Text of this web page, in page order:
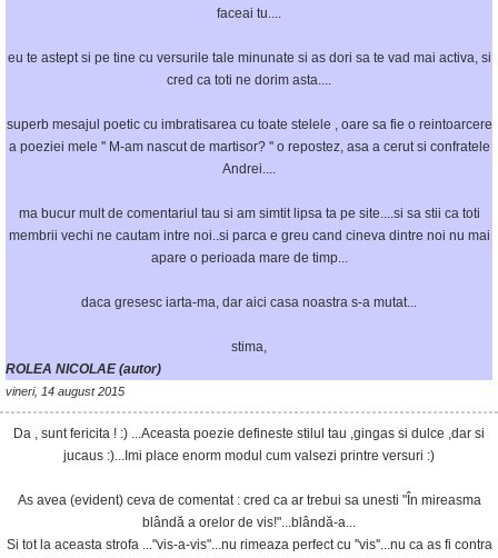
faceai tu....
eu te astept si pe tine cu versurile tale minunate si as dori sa te vad mai activa, si
cred ca toti ne dorim asta....
superb mesajul poetic cu imbratisarea cu toate stelele , oare sa fie o reintoarcere
a poeziei mele '' M-am nascut de martisor? '' o repostez, asa a cerut si confratele
Andrei....
ma bucur mult de comentariul tau si am simtit lipsa ta pe site....si sa stii ca toti
membrii vechi ne cautam intre noi..si parca e greu cand cineva dintre noi nu mai
apare o perioada mare de timp...
daca gresesc iarta-ma, dar aici casa noastra s-a mutat...
stima,
ROLEA NICOLAE (autor)
vineri, 14 august 2015
Da , sunt fericita ! :) ...Aceasta poezie defineste stilul tau ,gingas si dulce ,dar si
jucaus :)...Imi place enorm modul cum valsezi printre versuri :)
As avea (evident) ceva de comentat : cred ca ar trebui sa unesti "În mireasma
blândă a orelor de vis!"...blândă-a...
Si tot la aceasta strofa ..."vis-a-vis"...nu rimeaza perfect cu ''vis''...nu ca as fi contra